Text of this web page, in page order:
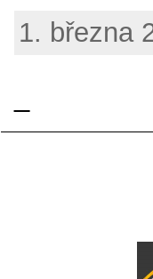
1. března